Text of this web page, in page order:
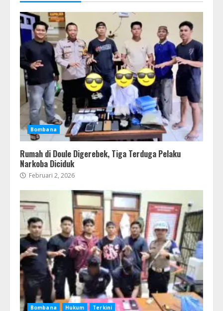
Bombana
Rumah di Doule Digerebek, Tiga Terduga Pelaku
Narkoba Diciduk
Februari 2, 2026
Bombana Hukum Terkini